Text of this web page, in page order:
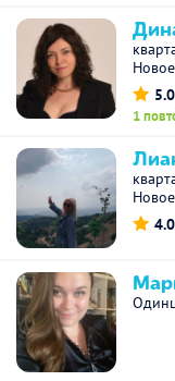
5.0
1
4.0